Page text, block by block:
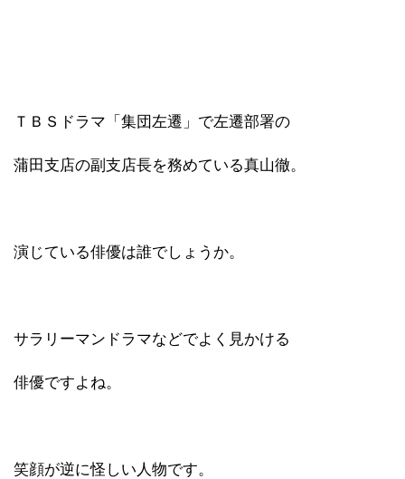
ＴＢＳドラマ「集団左遷」で左遷部署の
蒲田支店の副支店長を務めている真山徹。
演じている俳優は誰でしょうか。
サラリーマンドラマなどでよく見かける
俳優ですよね。
笑顔が逆に怪しい人物です。